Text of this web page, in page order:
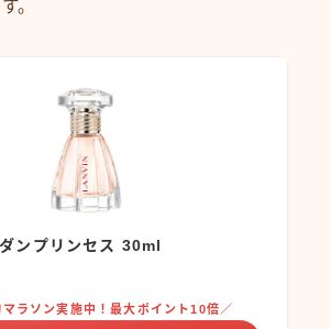
。
ンプリンセス 30ml
ラソン実施中！最大ポイント10倍／